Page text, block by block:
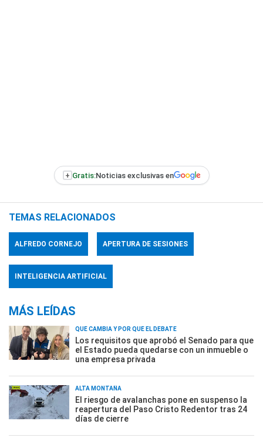
+ Gratis:Noticias exclusivas en
TEMAS RELACIONADOS
ALFREDO CORNEJO APERTURA DE SESIONES
INTELIGENCIA ARTIFICIAL
MÁS LEÍDAS
QUÉ CAMBIA Y POR QUÉ EL DEBATE
Los requisitos que aprobó el Senado para que
el Estado pueda quedarse con un inmueble o
una empresa privada
ALTA MONTAÑA
El riesgo de avalanchas pone en suspenso la
reapertura del Paso Cristo Redentor tras 24
días de cierre